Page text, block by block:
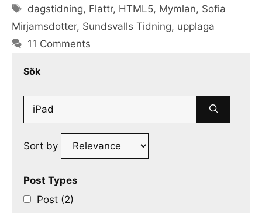
Tags
dagstidning, Flattr, HTML5, Mymlan, Sofia
Mirjamsdotter, Sundsvalls Tidning, upplaga
11 Comments
Sök
Search
Sort by
Post Types
Post (2)